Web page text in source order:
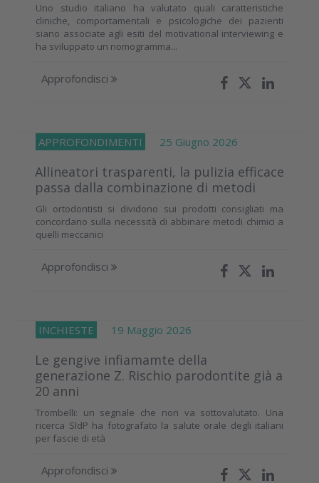
Uno studio italiano ha valutato quali caratteristiche
cliniche, comportamentali e psicologiche dei pazienti
siano associate agli esiti del motivational interviewing e
ha sviluppato un nomogramma...
Approfondisci
APPROFONDIMENTI 25 Giugno 2026
Allineatori trasparenti, la pulizia efficace
passa dalla combinazione di metodi
Gli ortodontisti si dividono sui prodotti consigliati ma
concordano sulla necessità di abbinare metodi chimici a
quelli meccanici
Approfondisci
INCHIESTE 19 Maggio 2026
Le gengive infiamamte della
generazione Z. Rischio parodontite già a
20 anni
Trombelli: un segnale che non va sottovalutato. Una
ricerca SIdP ha fotografato la salute orale degli italiani
per fascie di età
Approfondisci